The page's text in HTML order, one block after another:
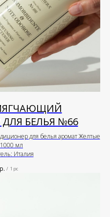
БЕЛЬЯ №66
для белья аромат Желтые
мл
Италия
р. / 1 pc